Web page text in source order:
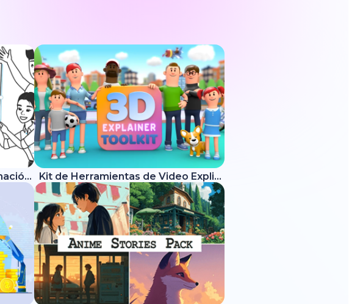
Kit de Herramientas para Animación de Pizarra Kit de Herramientas de Video Explicativo 3D